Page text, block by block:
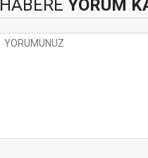
HABERE YORUM